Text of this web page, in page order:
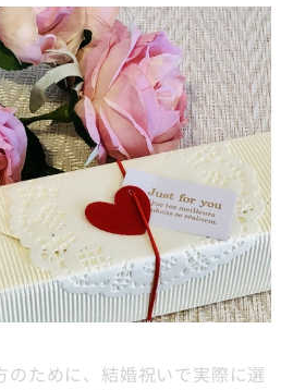
のために、結婚祝いで実際に選